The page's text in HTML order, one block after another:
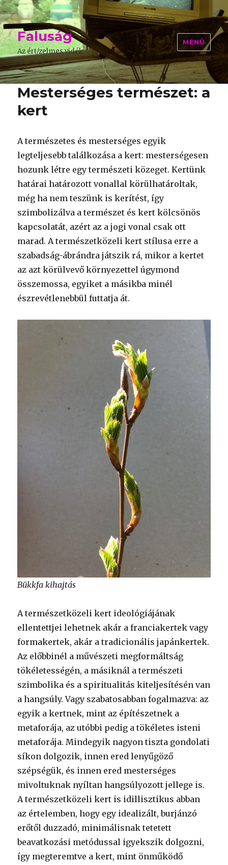
Faluság
Az ért/zelmes vidék
MENÜ
Mesterséges természet: a
kert
A természetes és mesterséges egyik
legteljesebb találkozása a kert: mesterségesen
hozunk létre egy természeti közeget. Kertünk
határai határozott vonallal körülhatároltak,
még ha nem teszünk is kerítést, így
szimbolizálva a természet és kert kölcsönös
kapcsolatát, azért az a jogi vonal csak ott
marad. A természetközeli kert stílusa erre a
szabadság-ábrándra játszik rá, mikor a kertet
az azt körülvevő környezettel úgymond
összemossa, egyiket a másikba minél
észrevétlenebbül futtatja át.
Bükkfa kihajtás
A természetközeli kert ideológiájának
ellentettjei lehetnek akár a franciakertek vagy
formakertek, akár a tradicionális japánkertek.
Az előbbinél a művészeti megformáltság
tökéletességén, a másiknál a természeti
szimbolika és a spiritualitás kiteljesítésén van
a hangsúly. Vagy szabatosabban fogalmazva: az
egyik a kertnek, mint az építészetnek a
metaforája, az utóbbi pedig a tökéletes isteni
metaforája. Mindegyik nagyon tiszta gondolati
síkon dolgozik, innen ered lenyűgöző
szépségük, és innen ered mesterséges
mivoltuknak nyíltan hangsúlyozott jellege is.
A természetközeli kert is idillisztikus abban
az értelemben, hogy egy idealizált, burjánzó
erőtől duzzadó, minimálisnak tetetett
beavatkozási metódussal igyekszik dolgozni,
így megteremtve a kert, mint önműködő